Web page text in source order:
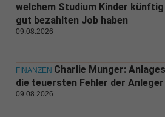
welchem Studium Kinder künftig
gut bezahlten Job haben
09.08.2026
FINANZEN Charlie Munger:
die teuersten Fehler der Anleger
09.08.2026